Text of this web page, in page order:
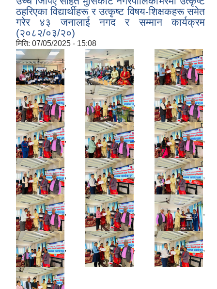
ठहरिएका विद्यार्थीहरू र उत्कृष्ट विषय-शिक्षकहरू समेत
गरेर ४३ जनालाई नगद र सम्मान कार्यक्रम
(२०८२/०३/२०)
मिति: 07/05/2025 - 15:08
, , ,
, , ,
, , ,
, , ,
, , ,
, , ,